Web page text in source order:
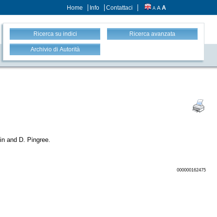
Home Info Contattaci A A A
Ricerca su indici Ricerca avanzata
Archivio di Autorità